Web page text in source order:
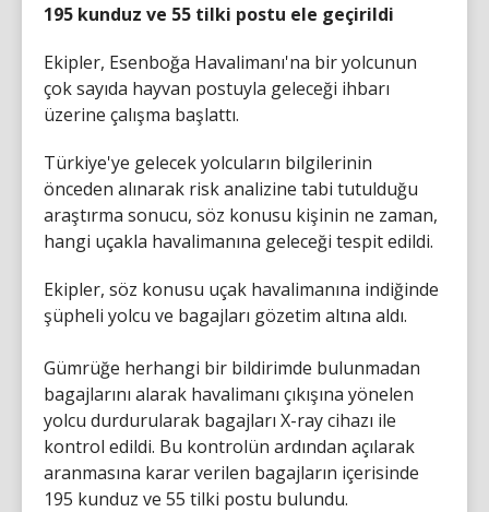
195 kunduz ve 55 tilki postu ele geçirildi
Ekipler, Esenboğa Havalimanı'na bir yolcunun
çok sayıda hayvan postuyla geleceği ihbarı
üzerine çalışma başlattı.
Türkiye'ye gelecek yolcuların bilgilerinin
önceden alınarak risk analizine tabi tutulduğu
araştırma sonucu, söz konusu kişinin ne zaman,
hangi uçakla havalimanına geleceği tespit edildi.
Ekipler, söz konusu uçak havalimanına indiğinde
şüpheli yolcu ve bagajları gözetim altına aldı.
Gümrüğe herhangi bir bildirimde bulunmadan
bagajlarını alarak havalimanı çıkışına yönelen
yolcu durdurularak bagajları X-ray cihazı ile
kontrol edildi. Bu kontrolün ardından açılarak
aranmasına karar verilen bagajların içerisinde
195 kunduz ve 55 tilki postu bulundu.